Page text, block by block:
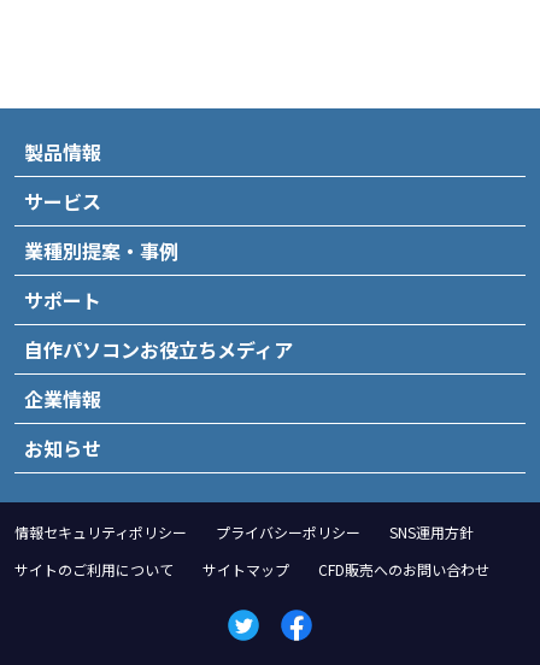
製品情報
サービス
業種別提案・事例
サポート
自作パソコンお役立ちメディア
企業情報
お知らせ
情報セキュリティポリシー プライバシーポリシー
SNS運用方針
サイトのご利用について
サイトマップ CFD販売へのお問い合わせ